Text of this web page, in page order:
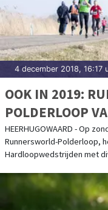
4 december 2018, 16:17
OOK IN 2019:
POLDERLOOP
HEERHUGOWAARD - Op
Runnersworld-Polderloop,
Hardloopwedstrijden met